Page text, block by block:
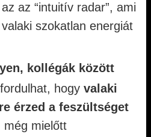
az “intuitív radar”, ami
szokatlan energiát
kollégák között
hogy valaki
érzed a feszültséget
még mielőtt